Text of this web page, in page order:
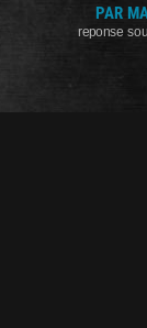
PAR
reponse